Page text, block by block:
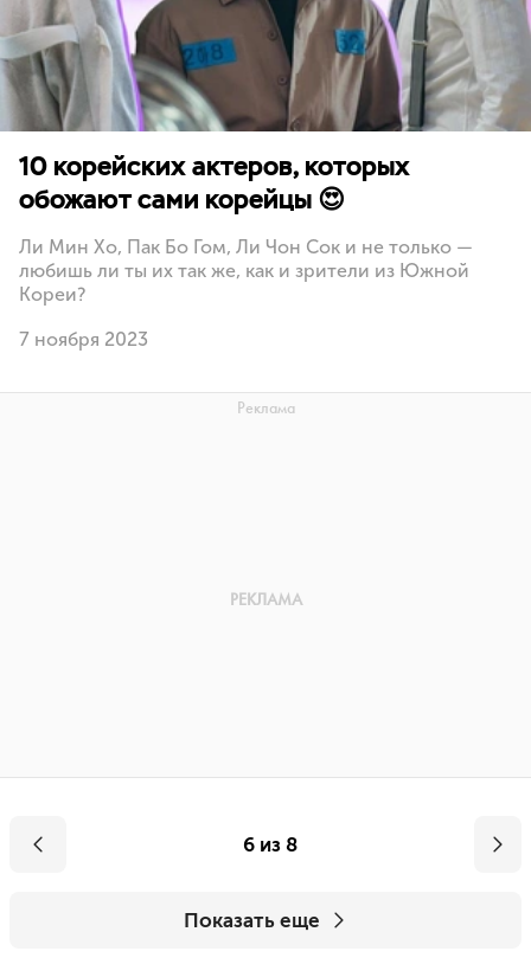
10 корейских актеров, которых
обожают сами корейцы 😍
Ли Мин Хо, Пак Бо Гом, Ли Чон Сок и не только —
любишь ли ты их так же, как и зрители из Южной
Кореи?
7 ноября 2023
6 из 8
Показать еще